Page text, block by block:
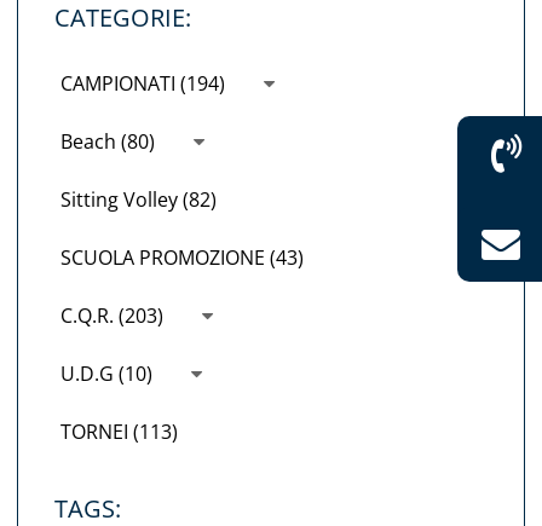
CATEGORIE:
CAMPIONATI (194)
Beach (80)
Sitting Volley (82)
SCUOLA PROMOZIONE (43)
C.Q.R. (203)
U.D.G (10)
TORNEI (113)
TAGS: